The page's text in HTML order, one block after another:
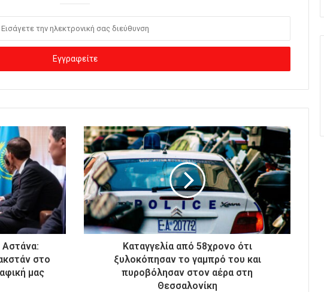
Αστάνα:
στο
μας
Καταγγελία από 58χρονο ότι
ξυλοκόπησαν το γαμπρό του και
πυροβόλησαν στον αέρα στη
Θεσσαλονίκη